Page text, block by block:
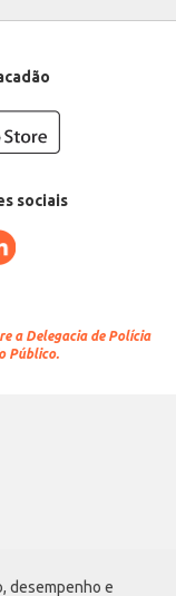
desempenho e
sociais
a Delegacia de Polícia
Público.